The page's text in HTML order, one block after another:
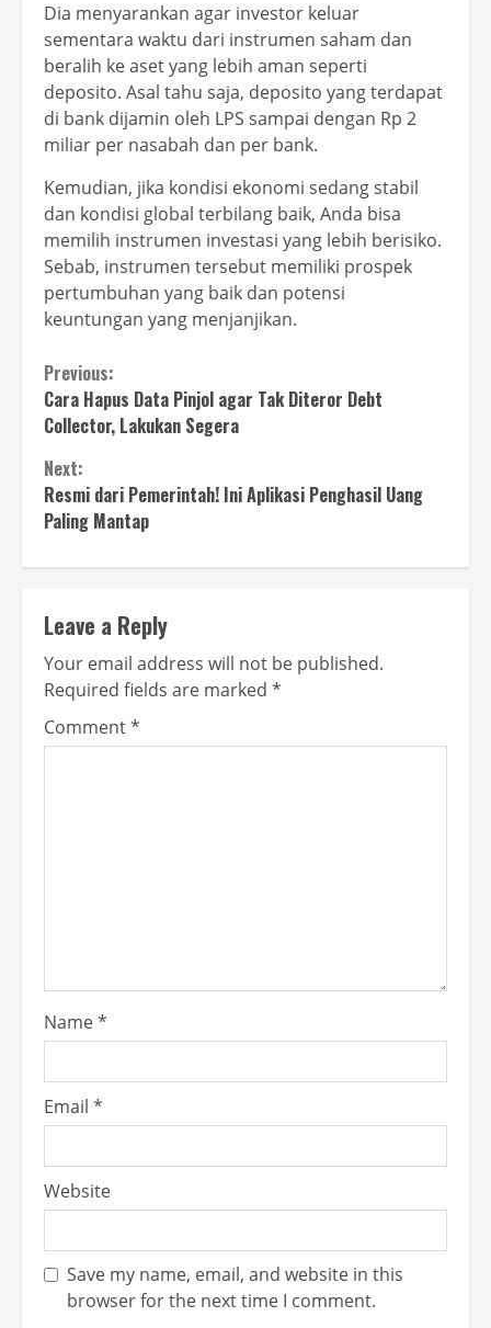
Dia menyarankan agar investor keluar
sementara waktu dari instrumen saham dan
beralih ke aset yang lebih aman seperti
deposito. Asal tahu saja, deposito yang terdapat
di bank dijamin oleh LPS sampai dengan Rp 2
miliar per nasabah dan per bank.
Kemudian, jika kondisi ekonomi sedang stabil
dan kondisi global terbilang baik, Anda bisa
memilih instrumen investasi yang lebih berisiko.
Sebab, instrumen tersebut memiliki prospek
pertumbuhan yang baik dan potensi
keuntungan yang menjanjikan.
Continue
Reading
Previous:
Cara Hapus Data Pinjol agar Tak Diteror Debt
Collector, Lakukan Segera
Next:
Resmi dari Pemerintah! Ini Aplikasi Penghasil Uang
Paling Mantap
Leave a Reply
Your email address will not be published.
Required fields are marked *
Comment*
Name*
Email *
Website
Save my name, email, and website in this
browser for the next time I comment.